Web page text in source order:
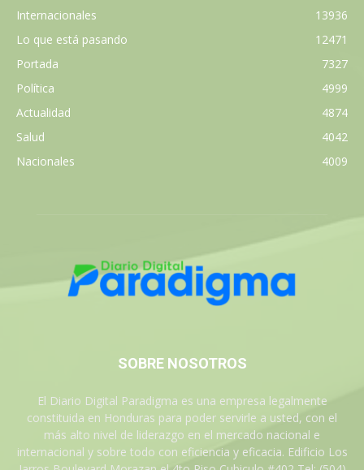
Internacionales
13936
Lo que está pasando
12471
Portada
7327
Política
4999
Actualidad
4874
Salud
4042
Nacionales
4009
SOBRE NOSOTROS
El Diario Digital Paradigma es una empresa legalmente
constituida en Honduras para poder servirle a usted, con el
más alto nivel de liderazgo en el mercado nacional e
internacional y sobre todo con eficiencia y eficacia. Edificio Los